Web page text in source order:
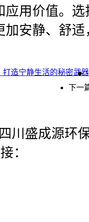
应用价值。
加安静、舒
打造宁静生活的秘密武器
下一
川盛成源环
：